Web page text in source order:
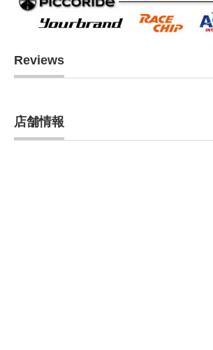
Reviews
店舗情報